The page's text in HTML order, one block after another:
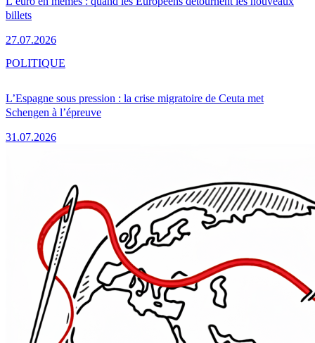
billets
27.07.2026
L’Espagne sous pression : la crise migratoire de Ceuta met
Schengen à l’épreuve
31.07.2026
POLITIQUE